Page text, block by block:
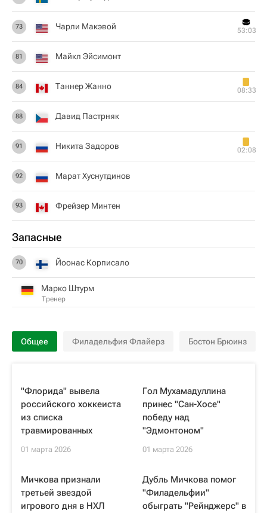
73 Чарли Макэвой 53:03
81 Майкл Эйсимонт
84 Таннер Жанно 08:33
88 Давид Пастрняк
91 Никита Задоров 02:08
92 Марат Хуснутдинов
93 Фрейзер Минтен
Запасные
70 Йоонас Корписало
Марко Штурм
Тренер
Общее Филадельфия Флайерз Бостон Брюинз
"Флорида" вывела
российского хоккеиста
из списка
травмированных
01 марта 2026
Гол Мухамадуллина
принес "Сан-Хосе"
победу над
"Эдмонтоном"
01 марта 2026
Мичкова признали
третьей звездой
игрового дня в НХЛ
Дубль Мичкова помог
"Филадельфии"
обыграть "Рейнджерс" в